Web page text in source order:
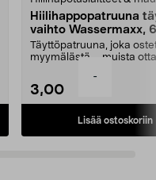
-
Hiilihappopatruuna
vaihto Wassermaxx,
Täyttöpatruuna, joka
myymälästä – muista
3,00
Lisää ostoskoriin